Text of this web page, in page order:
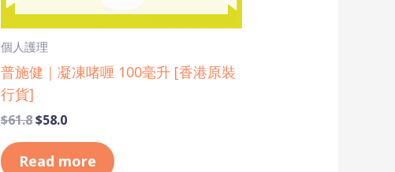
個人護理
普施健｜凝凍啫喱 100毫升 [香港原裝
行貨]
$61.8$58.0
Read more